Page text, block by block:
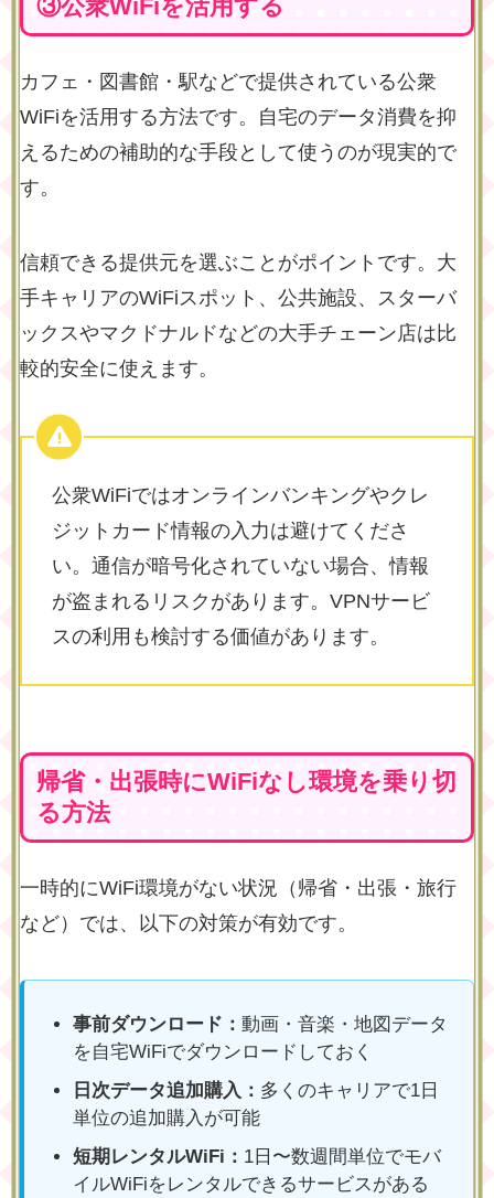
③公衆WiFiを活用する
カフェ・図書館・駅などで提供されている公衆
WiFiを活用する方法です。自宅のデータ消費を抑
えるための補助的な手段として使うのが現実的で
す。
信頼できる提供元を選ぶことがポイントです。大
手キャリアのWiFiスポット、公共施設、スターバ
ックスやマクドナルドなどの大手チェーン店は比
較的安全に使えます。
公衆WiFiではオンラインバンキングやクレ
ジットカード情報の入力は避けてくださ
い。通信が暗号化されていない場合、情報
が盗まれるリスクがあります。VPNサービ
スの利用も検討する価値があります。
帰省・出張時にWiFiなし環境を乗り切
る方法
一時的にWiFi環境がない状況（帰省・出張・旅行
など）では、以下の対策が有効です。
事前ダウンロード：動画・音楽・地図データ
を自宅WiFiでダウンロードしておく
日次データ追加購入： 多くのキャリアで1日
単位の追加購入が可能
短期レンタルWiFi： 1日〜数週間単位でモバ
イルWiFiをレンタルできるサービスがある